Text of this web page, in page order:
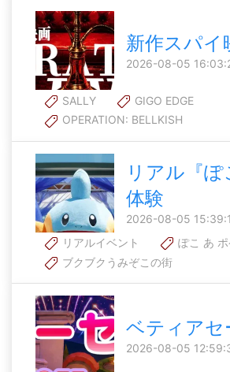
新作スパイ
2026-08-05
SALLY
GIGO EDGE
OPERATION: BELLKISH
リアル『ぽ
体験
2026-08-05
リアルイベント
ぽこ あ
ブクブクうみぞこの街
ベティアセ
2026-08-05